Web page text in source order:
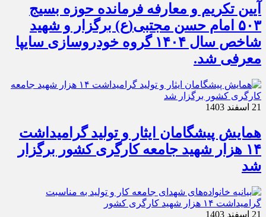
آیین تکریم و معارفه فرمانده حوزه بسیج
۵۰۳ امام حسن مجتبی(ع) برگزار و شهید
شاخص سال ۱۴۰۴ گروه خودروسازی سایپا
معرفی شد.
21 اسفند 1403
همایش پیشگامان ایثار و تولید گرامیداشت
۱۴ هزار شهید جامعه کارگری کشور برگزار
شد
21 اسفند 1403